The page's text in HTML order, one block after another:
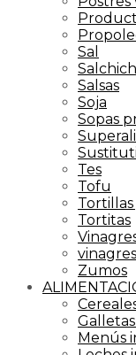
Sal
Salsas
Soja
Sopas
Tes
Tofu
Tortillas
Tortitas
Zumos
Menús